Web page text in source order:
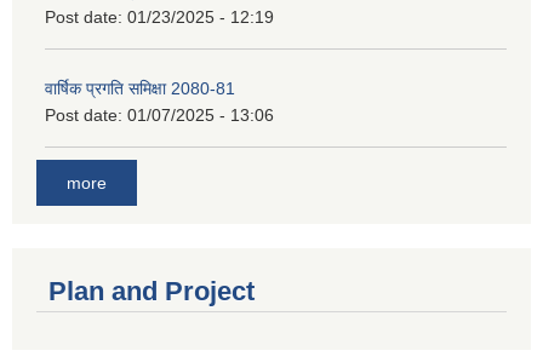
Post date: 01/23/2025 - 12:19
वार्षिक प्रगति समिक्षा 2080-81
Post date: 01/07/2025 - 13:06
more
Plan and Project